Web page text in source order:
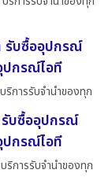
รับซื้ออุปกรณ์
ปกรณ์ไอที
ริการรับจำนำของทุก
รับซื้ออุปกรณ์
ปกรณ์ไอที
ริการรับจำนำของทุก